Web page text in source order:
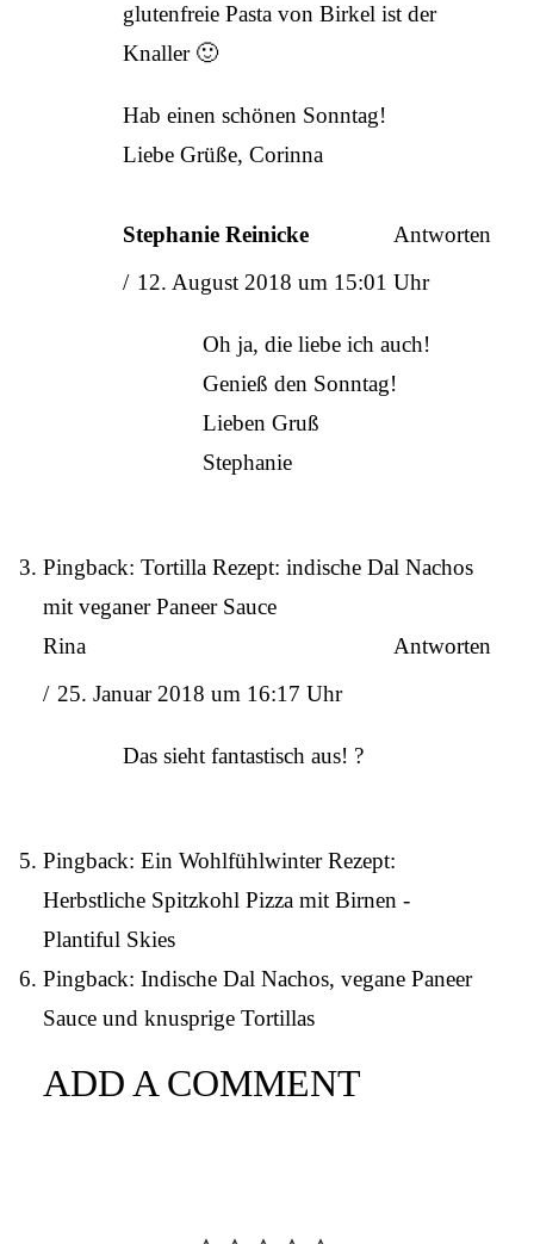
glutenfreie Pasta von Birkel ist der
Knaller 🙂
Hab einen schönen Sonntag!
Liebe Grüße, Corinna
Stephanie Reinicke
12. August 2018 um 15:01 Uhr
Oh ja, die liebe ich auch!
Genieß den Sonntag!
Lieben Gruß
Stephanie
Antworten
Pingback: Tortilla Rezept: indische Dal Nachos
mit veganer Paneer Sauce
Rina
25. Januar 2018 um 16:17 Uhr
Das sieht fantastisch aus! ?
Antworten
Pingback: Ein Wohlfühlwinter Rezept:
Herbstliche Spitzkohl Pizza mit Birnen -
Plantiful Skies
Pingback: Indische Dal Nachos, vegane Paneer
Sauce und knusprige Tortillas
ADD A COMMENT